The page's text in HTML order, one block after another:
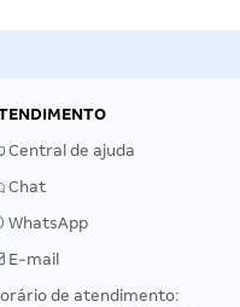
Central de ajuda
Chat
WhatsApp
E-mail
de atendimento: